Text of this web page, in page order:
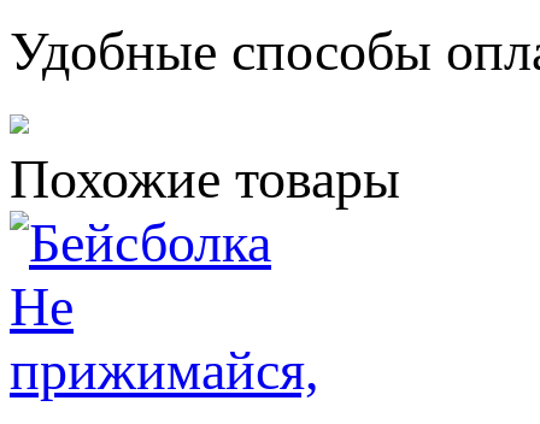
Удобные способы
Похожие товары